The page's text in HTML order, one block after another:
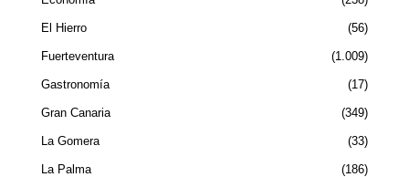
El Hierro 56
Fuerteventura 1.009
Gastronomía 17
Gran Canaria 349
La Gomera 33
La Palma 186